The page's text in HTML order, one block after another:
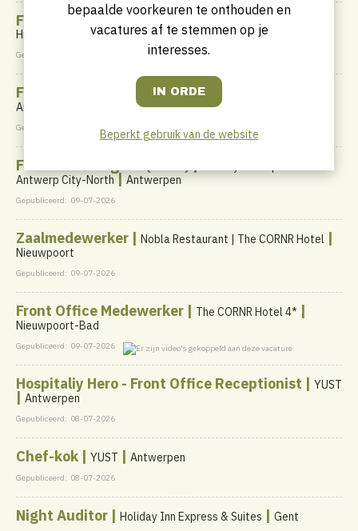
F&B Team member - parttime | student | flexi |
Historic Hotels Belgium|Gent
Gepubliceerd:
Front Office Agent (MAEK) |
Antwerpen
Gepubliceerd: 09-07-2026
Front Office Agent (HIEA) |
Antwerp City-North|Antwerpen
Gepubliceerd: 09-07-2026
Zaalmedewerker | Nobla Restaurant | The CORNR Hotel |
Nieuwpoort
Gepubliceerd: 09-07-2026
Front Office Medewerker | The CORNR Hotel 4* |
Nieuwpoort-Bad
Gepubliceerd: 09-07-2026
Hospitaliy Hero - Front Office Receptionist | YUST
| Antwerpen
Gepubliceerd: 08-07-2026
Chef-kok | YUST | Antwerpen
Gepubliceerd: 08-07-2026
Night Auditor | Holiday Inn Express & Suites | Gent
bepaalde voorkeuren te onthouden en
vacatures af te stemmen op je
interesses.
Beperkt gebruik van de website